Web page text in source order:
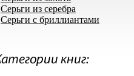
Серьги из серебра
Серьги с бриллиантами